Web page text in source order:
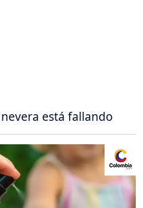
está fallando